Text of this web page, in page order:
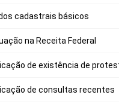
cadastrais básicos
na Receita Federal
de existência de
de consultas recentes